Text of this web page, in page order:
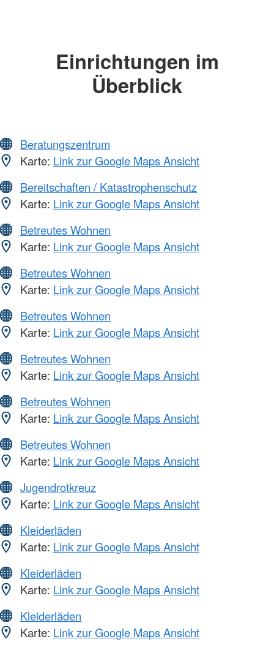
Einrichtungen im
Überblick
Beratungszentrum
Karte: Link zur Google Maps Ansicht
Bereitschaften / Katastrophenschutz
Karte: Link zur Google Maps Ansicht
Betreutes Wohnen
Karte: Link zur Google Maps Ansicht
Betreutes Wohnen
Karte: Link zur Google Maps Ansicht
Betreutes Wohnen
Karte: Link zur Google Maps Ansicht
Betreutes Wohnen
Karte: Link zur Google Maps Ansicht
Betreutes Wohnen
Karte: Link zur Google Maps Ansicht
Betreutes Wohnen
Karte: Link zur Google Maps Ansicht
Jugendrotkreuz
Karte: Link zur Google Maps Ansicht
Kleiderläden
Karte: Link zur Google Maps Ansicht
Kleiderläden
Karte: Link zur Google Maps Ansicht
Kleiderläden
Karte: Link zur Google Maps Ansicht